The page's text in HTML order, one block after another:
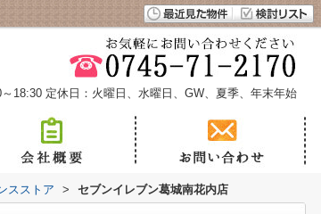
18:30 定休日：火曜日、水曜日、GW、夏季、年末年始
スストア > セブンイレブン葛城南花内店